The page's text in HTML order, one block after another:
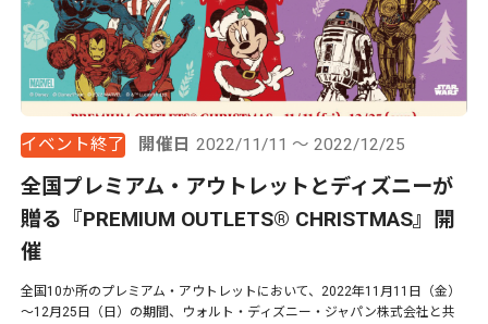
イベント終了 開催日 2022/11/11 ～ 2022/12/25
全国プレミアム・アウトレットとディズニーが
贈る『PREMIUM OUTLETS® CHRISTMAS』開
催
全国10か所のプレミアム・アウトレットにおいて、2022年11月11日（金）
～12月25日（日）の期間、ウォルト・ディズニー・ジャパン株式会社と共